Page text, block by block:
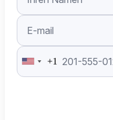
United
States
+1